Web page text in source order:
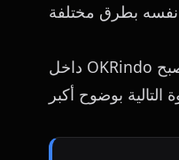
داخل OKRindo يصبح ESG أكثر فائدة عندما يرتبط بقرار عملي. استخدمه لمراجعة التقدم، واكتشاف